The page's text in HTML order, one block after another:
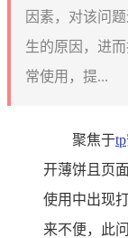
因素，对该问
生的原因，进
常使用，提...
聚焦于tp
开薄饼且页
使用中出现
来不便，此